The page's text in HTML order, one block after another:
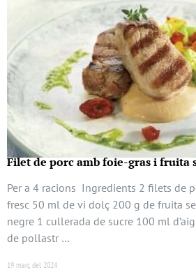
Filet de porc amb foie-gras i fruita
Per a 4 racions Ingredients 2 filets de
fresc 50 ml de vi dolç 200 g de fruita
negre 1 cullerada de sucre 100 ml
de pollastr …
19 març del 2024